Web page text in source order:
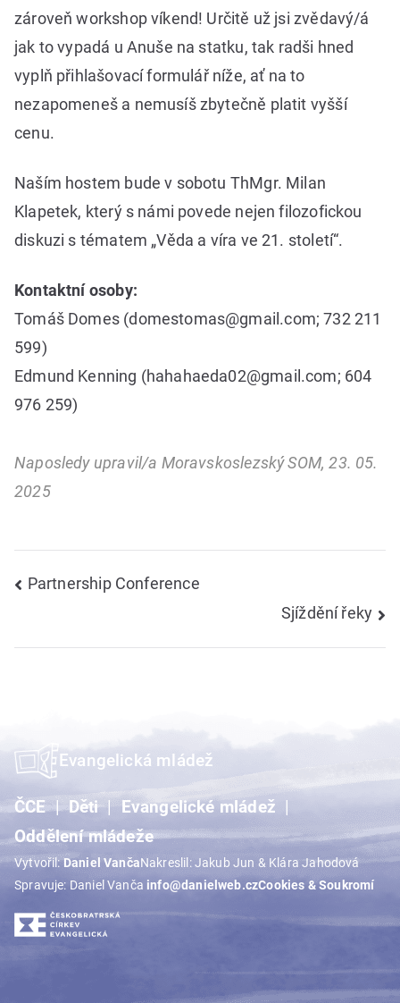
zároveň workshop víkend! Určitě už jsi zvědavý/á
jak to vypadá u Anuše na statku, tak radši hned
vyplň přihlašovací formulář níže, ať na to
nezapomeneš a nemusíš zbytečně platit vyšší
cenu.
Naším hostem bude v sobotu ThMgr. Milan
Klapetek, který s námi povede nejen filozofickou
diskuzi s tématem „Věda a víra ve 21. století“.
Kontaktní osoby:
Tomáš Domes (domestomas@gmail.com; 732 211
599)
Edmund Kenning (hahahaeda02@gmail.com; 604
976 259)
Naposledy upravil/a Moravskoslezský SOM, 23. 05.
2025
Navigace
Partnership Conference
Sjíždění řeky
Evangelická mládež
ČCE Děti
Evangelické mládež
Oddělení mládeže
Vytvořil:Daniel VančaNakreslil: Jakub Jun & Klára Jahodová
Spravuje: Daniel Vanča info@danielweb.czCookies & Soukromí